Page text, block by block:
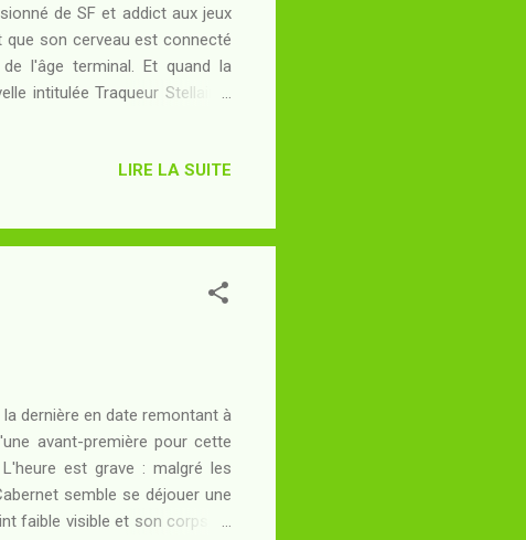
de SF et addict aux jeux
que son cerveau est connecté
l'âge terminal. Et quand la
intitulée Traqueur Stellaire .
Les extraterrestres, qui
LIRE LA SUITE
dernière en date remontant à
avant-première pour cette
est grave : malgré les
semble se déjouer une
faible visible et son corps se